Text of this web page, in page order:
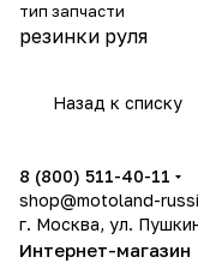
тип запчасти
резинки руля
Назад к списку
8 (800) 511-40-11
shop@motoland-
г. Москва, ул.
Интернет-магазин